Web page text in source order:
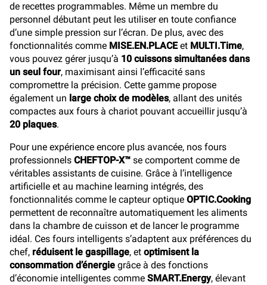
de recettes programmables. Même un membre du
personnel débutant peut les utiliser en toute confiance
d’une simple pression sur l’écran. De plus, avec des
fonctionnalités comme MISE.EN.PLACEet MULTI.Time,
vous pouvez gérer jusqu’à 10 cuissons simultanées dans
un seul four, maximisant ainsi l’efficacité sans
compromettre la précision. Cette gamme propose
également un large choix de modèles, allant des unités
compactes aux fours à chariot pouvant accueillir jusqu’à
20 plaques.
Pour une expérience encore plus avancée, nos fours
professionnels CHEFTOP-X™ se comportent comme de
véritables assistants de cuisine. Grâce à l’intelligence
artificielle et au machine learning intégrés, des
fonctionnalités comme le capteur optique OPTIC.Cooking
permettent de reconnaître automatiquement les aliments
dans la chambre de cuisson et de lancer le programme
idéal. Ces fours intelligents s’adaptent aux préférences du
chef, réduisent le gaspillage, et optimisent la
consommation d’énergie grâce à des fonctions
d’économie intelligentes comme SMART.Energy, élevant